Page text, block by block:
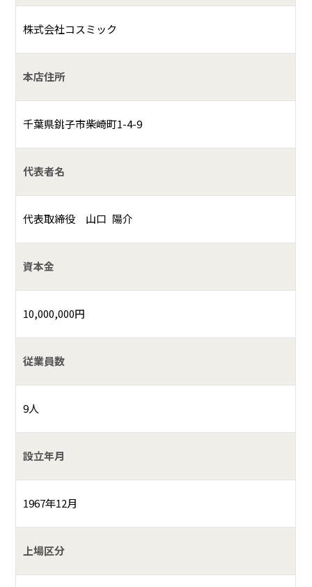
株式会社コスミック
本店住所
千葉県銚子市柴崎町1-4-9
代表者名
代表取締役 山口 陽介
資本金
10,000,000円
従業員数
9人
設立年月
1967年12月
上場区分